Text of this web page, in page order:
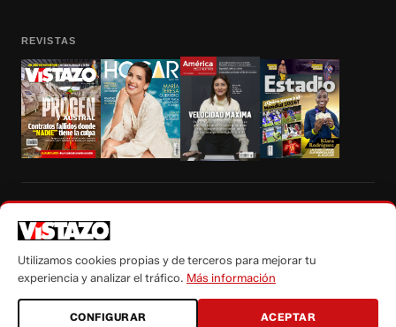
REVISTAS
autorización escrita de su titular, de todos los contenidos de Vistazo.com.
Utilizamos cookies propias y de terceros para mejorar tu
experiencia y analizar el tráfico. Más información
CONFIGURAR ACEPTAR